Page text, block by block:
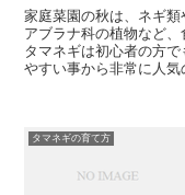
家庭菜園の秋は、ネギ
アブラナ科の植物など、
タマネギは初心者の方
やすい事から非常に人気
タマネギの育て方